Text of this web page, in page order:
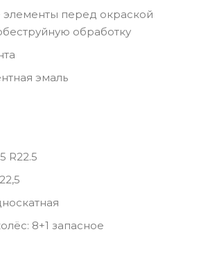
элементы перед окраской
обработку
эмаль
R22.5
8+1 запасное